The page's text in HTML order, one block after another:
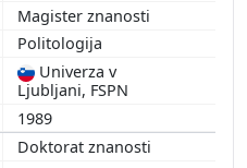
Magister znanosti
Politologija
Univerza v
Ljubljani, FSPN
1989
Doktorat znanosti